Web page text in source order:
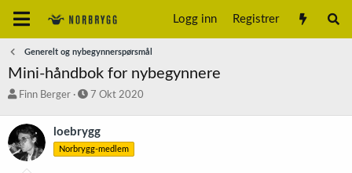
Logg inn Registrer
Generelt og nybegynnerspørsmål
Mini-håndbok for nybegynnere
T
å
d
s
Finn Berger
S
r
t
7 Okt 2020
loebrygg
Norbrygg-medlem